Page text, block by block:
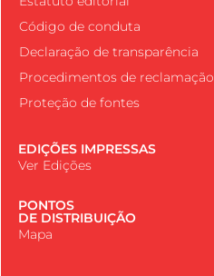
Código de conduta
Declaração de transparência
Procedimentos de reclamação
Proteção de fontes
EDIÇÕES IMPRESSAS
Ver Edições
PONTOS
DE DISTRIBUIÇÃO
Mapa